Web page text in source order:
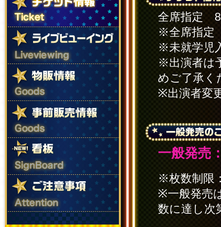
全席指定
※全席指定
※未就学児
※出演者は
めご了承く
※出演者変
一般発売
※枚数制限
※一般発売
数に達し次